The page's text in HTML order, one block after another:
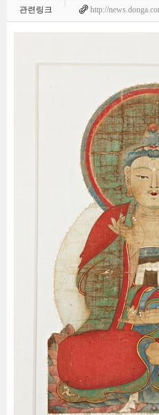
관련링크 http://